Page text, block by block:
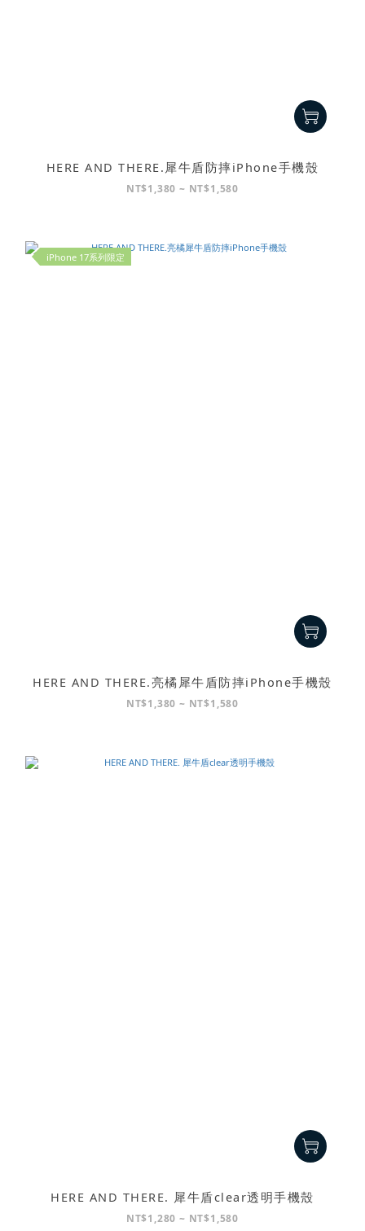
HERE AND THERE.犀牛盾防摔iPhone手機殼
NT$1,380 ~ NT$1,580
iPhone 17系列限定
HERE AND THERE.亮橘犀牛盾防摔iPhone手機殼
NT$1,380 ~ NT$1,580
HERE AND THERE. 犀牛盾clear透明手機殼
NT$1,280 ~ NT$1,580